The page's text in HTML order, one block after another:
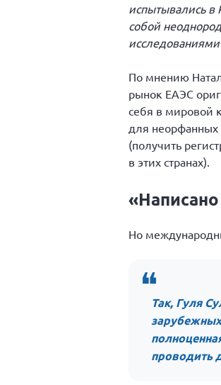
испытывались в
собой
По мнению
рынок ЕАЭС
себя в мировой
для неорфанных
(получить
в этих странах).
Но
Так, Гуля
проводить